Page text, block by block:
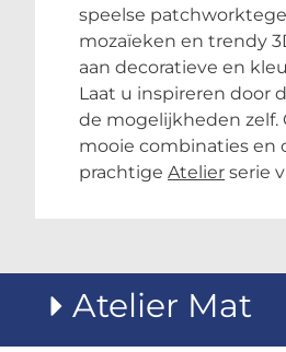
speelse
mozaïeken en trendy
aan decoratieve en
Laat u inspireren door
de mogelijkheden zelf.
mooie combinaties en
prachtige Atelier serie
Atelier Mat